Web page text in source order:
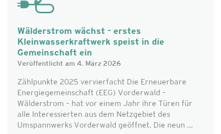
Wälderstrom wächst - erstes
Kleinwasserkraftwerk speist in die
Gemeinschaft ein
Veröffentlicht am 4. März 2026
Zählpunkte 2025 vervierfacht Die Erneuerbare
Energiegemeinschaft (EEG) Vorderwald –
Wälderstrom – hat vor einem Jahr ihre Türen für
alle Interessierten aus dem Netzgebiet des
Umspannwerks Vorderwald geöffnet. Die neun ...